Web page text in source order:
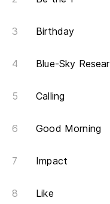
Birthday
Blue-Sky
Calling
Good Morning
Impact
Like